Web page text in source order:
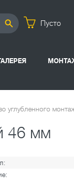
Пусто
углубленного
46 мм